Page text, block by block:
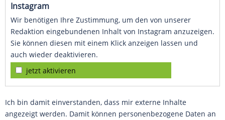
Instagram
Wir benötigen Ihre Zustimmung, um den von unserer
Redaktion eingebundenen Inhalt von Instagram anzuzeigen.
Sie können diesen mit einem Klick anzeigen lassen und
auch wieder deaktivieren.
jetzt aktivieren
Ich bin damit einverstanden, dass mir externe Inhalte
angezeigt werden. Damit können personenbezogene Daten an